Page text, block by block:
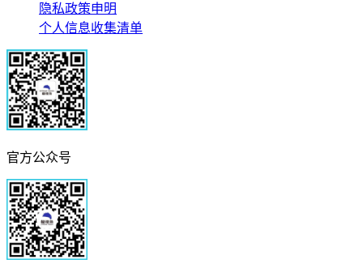
隐私政策申明
个人信息收集清单
官方公众号